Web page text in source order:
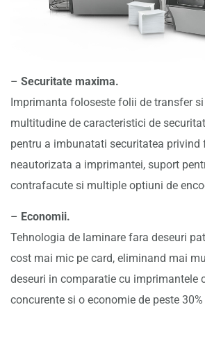
– Securitate maxima.
Imprimanta foloseste folii de transfer
multitudine de caracteristici de
pentru a imbunatati securitatea privind
neautorizata a imprimantei, suport
contrafacute si multiple optiuni de
– Economii.
Tehnologia de laminare fara deseuri
cost mai mic pe card, eliminand mai
deseuri in comparatie cu imprimantele
concurente si o economie de peste